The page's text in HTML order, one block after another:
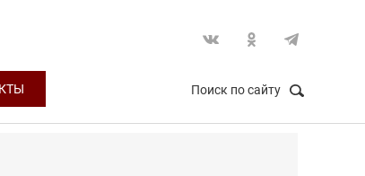
Поиск по сайту